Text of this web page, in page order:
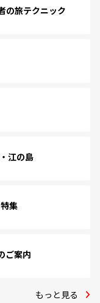
の旅テクニック
江の島
集
ご案内
もっと見る